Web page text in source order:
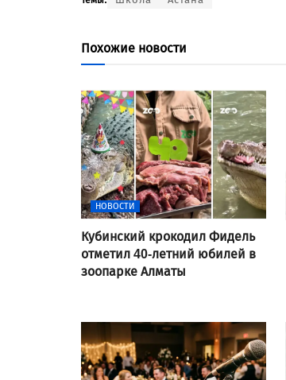
Похожие новости
НОВОСТИ
Кубинский крокодил Фидель
отметил 40-летний юбилей в
зоопарке Алматы